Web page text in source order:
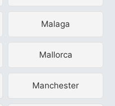
Malaga
Mallorca
Manchester